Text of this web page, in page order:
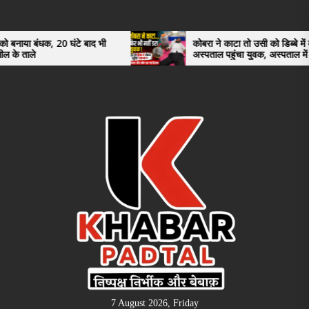
the
content
घंटे बाद भी
कोबरा ने काटा तो उसी को डिब्बे में बंद कर
अस्पताल पहुंचा युवक, अस्पताल में देखकर डॉक्टर
भी रह गए हैरान
7 August 2026, Friday